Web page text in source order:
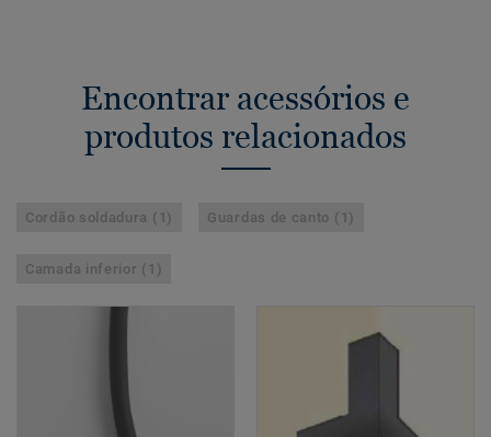
Encontrar acessórios e
produtos relacionados
Cordão soldadura (1) Guardas de canto (1)
Camada inferior (1)